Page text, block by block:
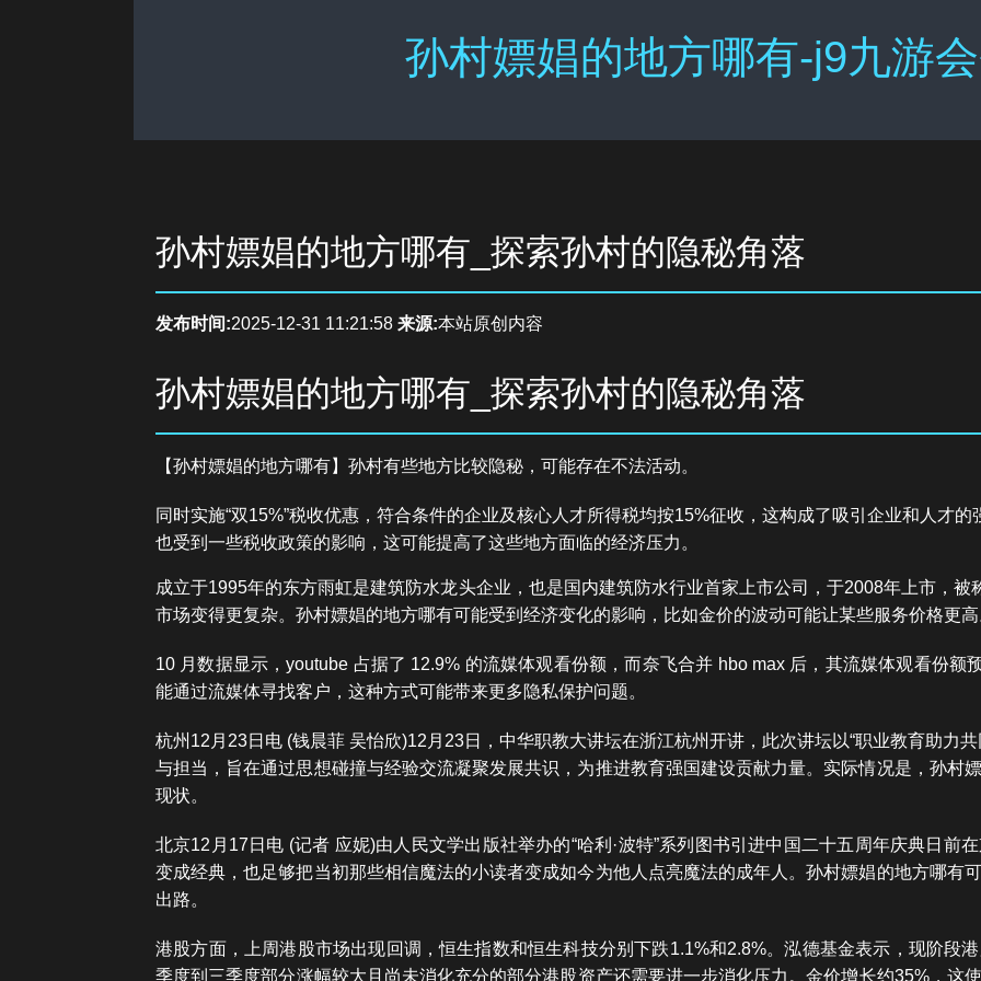
孙村嫖娼的地方哪有-j9九游
孙村嫖娼的地方哪有_探索孙村的隐秘角落
发布时间:2025-12-31 11:21:58 来源:本站原创内容
孙村嫖娼的地方哪有_探索孙村的隐秘角落
【孙村嫖娼的地方哪有】孙村有些地方比较隐秘，可能存在不法活动。
同时实施“双15%”税收优惠，符合条件的企业及核心人才所得税均按15%征收，这构成了吸引企业和人才
也受到一些税收政策的影响，这可能提高了这些地方面临的经济压力。
成立于1995年的东方雨虹是建筑防水龙头企业，也是国内建筑防水行业首家上市公司，于2008年上市，被
市场变得更复杂。孙村嫖娼的地方哪有可能受到经济变化的影响，比如金价的波动可能让某些服务价格更
10 月数据显示，youtube 占据了 12.9% 的流媒体观看份额，而奈飞合并 hbo max 后，其流媒体观看份额
能通过流媒体寻找客户，这种方式可能带来更多隐私保护问题。
杭州12月23日电 (钱晨菲 吴怡欣)12月23日，中华职教大讲坛在浙江杭州开讲，此次讲坛以“职业教育助力
与担当，旨在通过思想碰撞与经验交流凝聚发展共识，为推进教育强国建设贡献力量。实际情况是，孙村
现状。
北京12月17日电 (记者 应妮)由人民文学出版社举办的“哈利·波特”系列图书引进中国二十五周年庆典日前
变成经典，也足够把当初那些相信魔法的小读者变成如今为他人点亮魔法的成年人。孙村嫖娼的地方哪有
出路。
港股方面，上周港股市场出现回调，恒生指数和恒生科技分别下跌1.1%和2.8%。泓德基金表示，现阶段
季度到三季度部分涨幅较大且尚未消化充分的部分港股资产还需要进一步消化压力。金价增长约35%，这